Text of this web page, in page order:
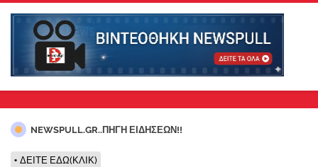
NEWSPULL.GR..ΠΗΓΗ ΕΙΔΗΣΕΩΝ!!
ΔΕΙΤΕ ΕΔΩ(ΚΛΙΚ)